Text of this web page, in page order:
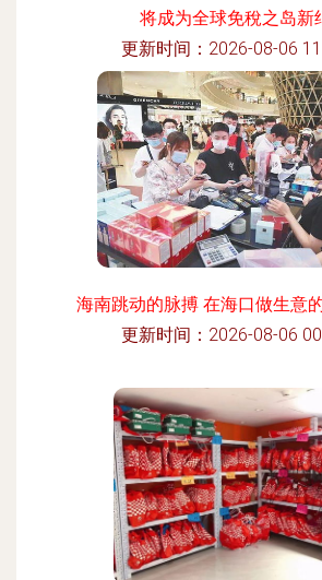
将成为全球免稅之岛新
更新时间：2026-08-06
海南跳动的脉搏 在海口做生意
更新时间：2026-08-06